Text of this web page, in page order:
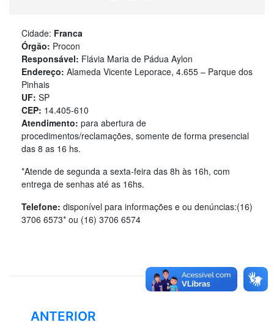
Cidade: Franca
Órgão: Procon
Responsável: Flávia Maria de Pádua Aylon
Endereço: Alameda Vicente Leporace, 4.655 – Parque dos
Pinhais
UF: SP
CEP: 14.405-610
Atendimento: para abertura de
procedimentos/reclamações, somente de forma presencial
das 8 as 16 hs.
*Atende de segunda a sexta-feira das 8h às 16h, com
entrega de senhas até as 16hs.
Telefone: disponível para informações e ou denúncias:(16)
3706 6573* ou (16) 3706 6574
ANTERIOR